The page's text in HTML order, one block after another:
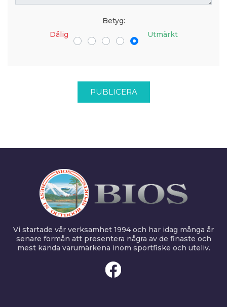
Betyg:
Dålig
Utmärkt
PUBLICERA
Vi startade vår verksamhet 1994 och har idag många år
senare förmån att presentera några av de finaste och
mest kända varumärkena inom sportfiske och uteliv.